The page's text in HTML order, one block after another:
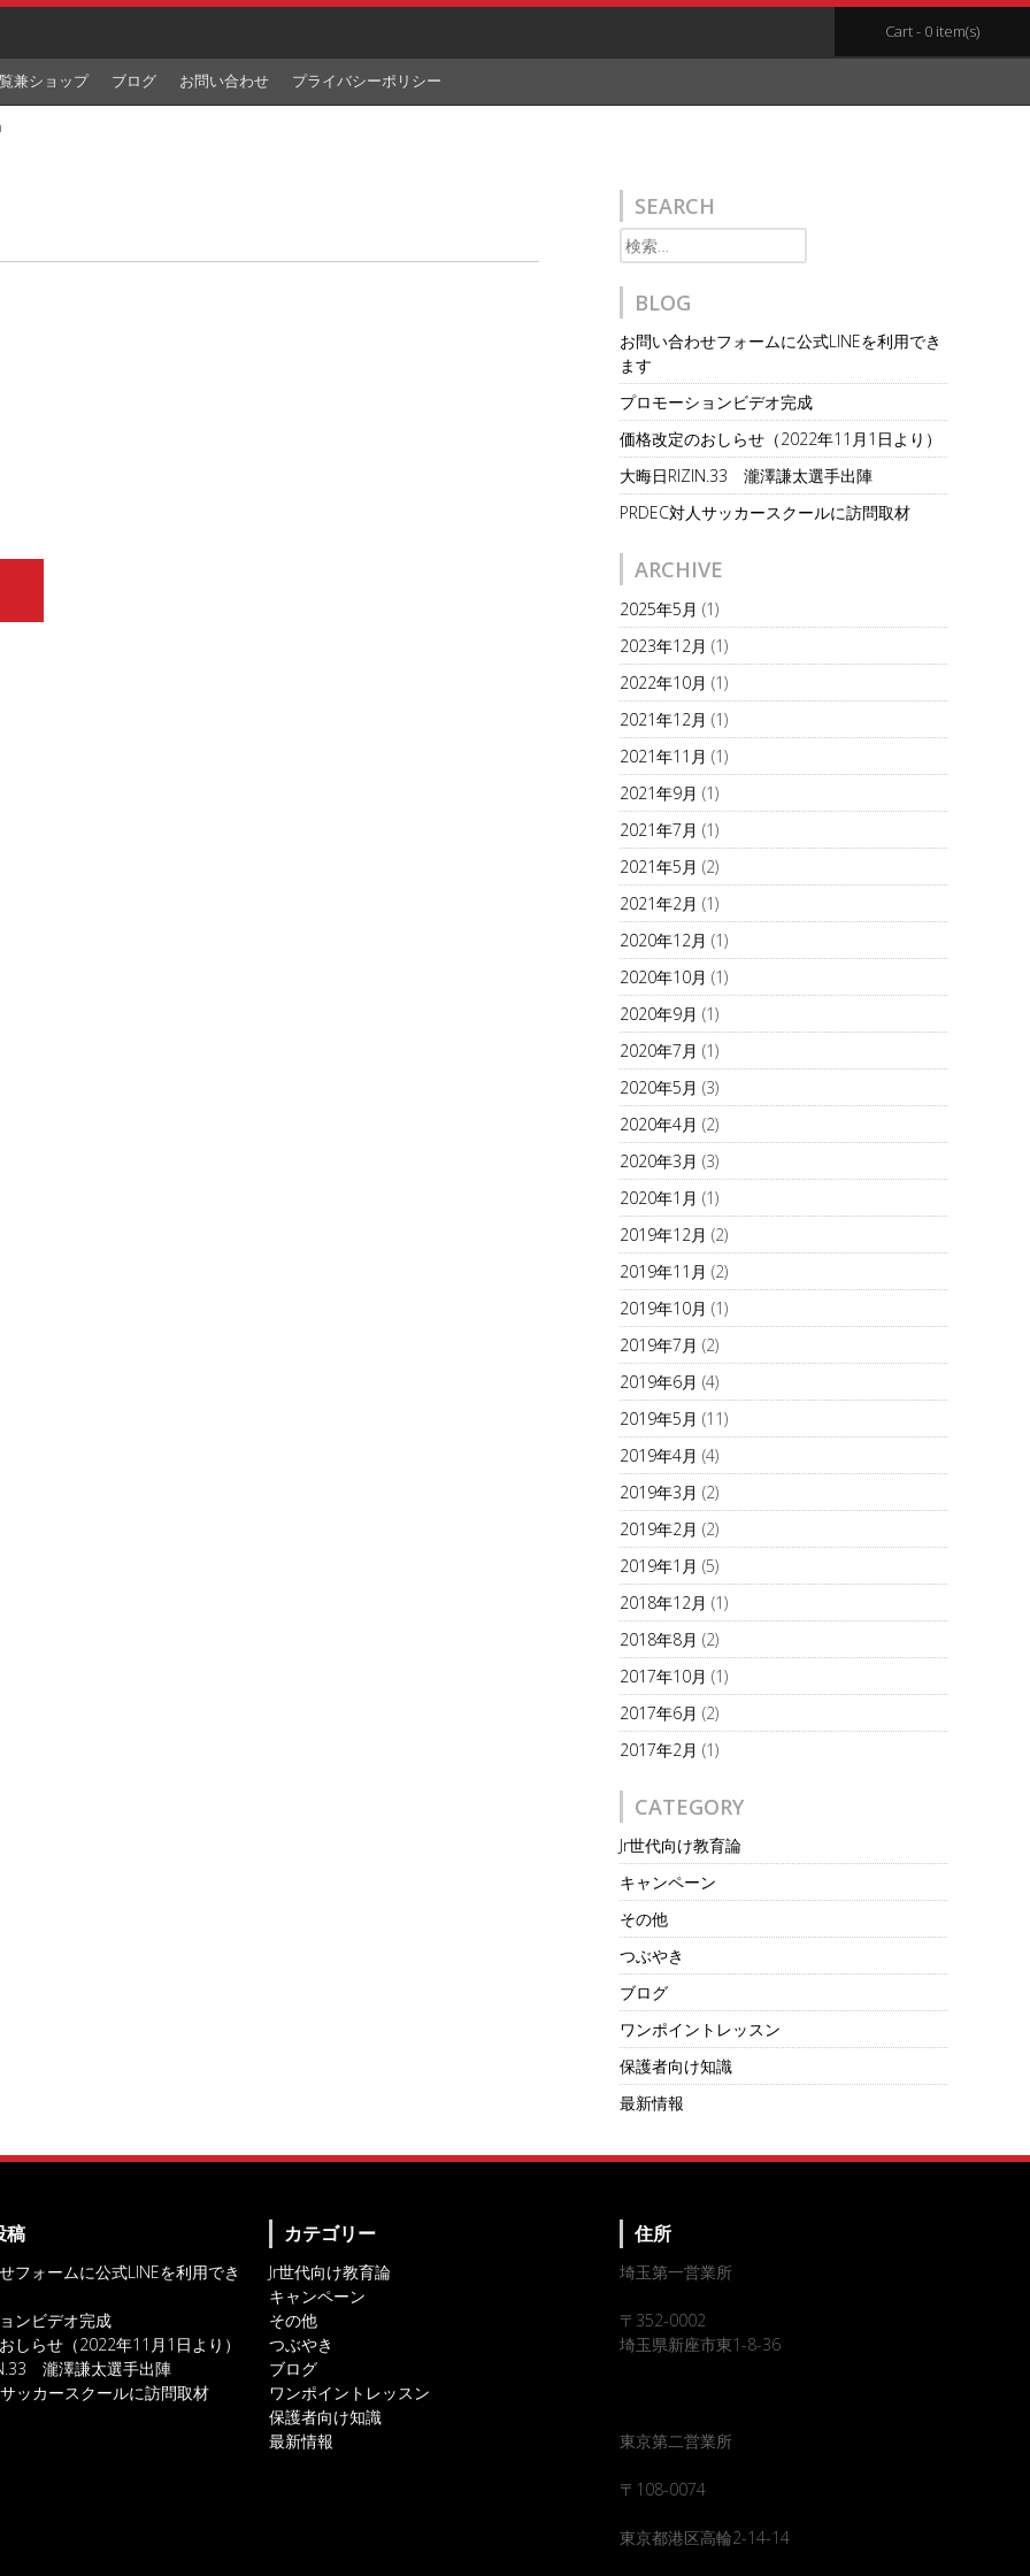
Cart - 0 item(s)
兼ショップ ブログ お問い合わせ プライバシーポリシー
SEARCH
検
索:
BLOG
お問い合わせフォームに公式LINEを利用でき
ます
プロモーションビデオ完成
価格改定のおしらせ（2022年11月1日より）
大晦日RIZIN.33 瀧澤謙太選手出陣
PRDEC対人サッカースクールに訪問取材
ARCHIVE
2025年5月 (1)
2023年12月 (1)
2022年10月 (1)
2021年12月 (1)
2021年11月 (1)
2021年9月 (1)
2021年7月 (1)
2021年5月 (2)
2021年2月 (1)
2020年12月 (1)
2020年10月 (1)
2020年9月 (1)
2020年7月 (1)
2020年5月 (3)
2020年4月 (2)
2020年3月 (3)
2020年1月 (1)
2019年12月 (2)
2019年11月 (2)
2019年10月 (1)
2019年7月 (2)
2019年6月 (4)
2019年5月 (11)
2019年4月 (4)
2019年3月 (2)
2019年2月 (2)
2019年1月 (5)
2018年12月 (1)
2018年8月 (2)
2017年10月 (1)
2017年6月 (2)
2017年2月 (1)
CATEGORY
Jr世代向け教育論
キャンペーン
その他
つぶやき
ブログ
ワンポイントレッスン
保護者向け知識
最新情報
稿
フォームに公式LINEを利用でき
ンビデオ完成
しらせ（2022年11月1日より）
瀧澤謙太選手出陣
サッカースクールに訪問取材
カテゴリー
Jr世代向け教育論
キャンペーン
その他
つぶやき
ブログ
ワンポイントレッスン
保護者向け知識
最新情報
住所
埼玉第一営業所
〒352-0002
埼玉県新座市東1-8-36
東京第二営業所
〒108-0074
東京都港区高輪2-14-14